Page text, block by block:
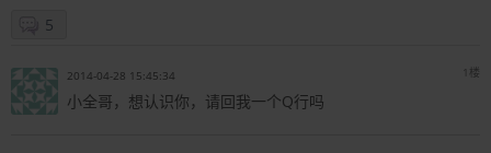
5
2014-04-28 15:45:34 1楼
小全哥，想认识你，请回我一个Q行吗